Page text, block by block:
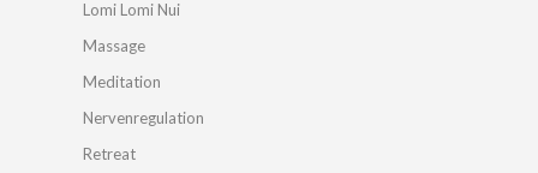
Lomi Lomi Nui
Massage
Meditation
Nervenregulation
Retreat